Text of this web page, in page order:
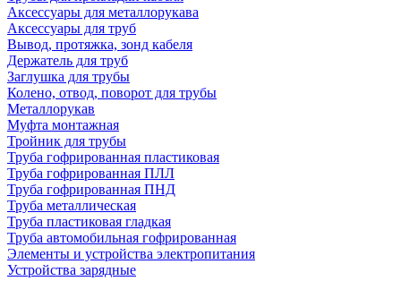
Аксессуары для металлорукава
Аксессуары для труб
Вывод, протяжка, зонд кабеля
Держатель для труб
Заглушка для трубы
Колено, отвод, поворот для трубы
Металлорукав
Муфта монтажная
Тройник для трубы
Труба гофрированная пластиковая
Труба гофрированная ПЛЛ
Труба гофрированная ПНД
Труба металлическая
Труба пластиковая гладкая
Труба автомобильная гофрированная
Элементы и устройства электропитания
Устройства зарядные